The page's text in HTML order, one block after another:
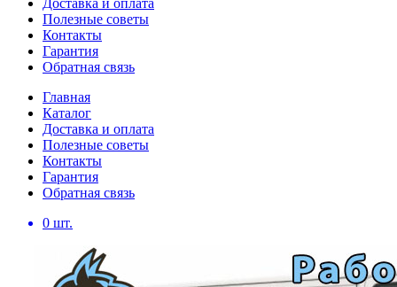
Доставка и оплата
Полезные советы
Контакты
Гарантия
Обратная связь
Главная
Каталог
Доставка и оплата
Полезные советы
Контакты
Гарантия
Обратная связь
0 шт.